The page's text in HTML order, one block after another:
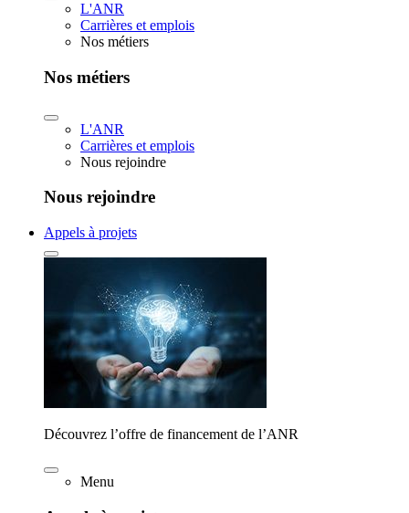
L'ANR
Carrières et emplois
Nos métiers
Nos métiers
L'ANR
Carrières et emplois
Nous rejoindre
Nous rejoindre
Appels à projets
Découvrez l’offre de financement de l’ANR
Menu